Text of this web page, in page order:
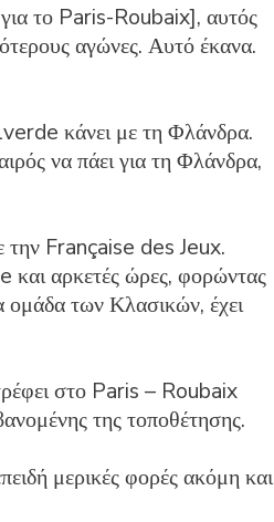
το Paris-Roubaix], αυτός
αγώνες. Αυτό έκανα.
κάνει με τη Φλάνδρα.
να πάει για τη Φλάνδρα,
την Française des Jeux.
και αρκετές ώρες, φορώντας
των Κλασικών, έχει
στο Paris – Roubaix
της τοποθέτησης.
μερικές φορές ακόμη και